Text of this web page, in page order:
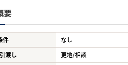
要
件 なし
渡し
更地/相談